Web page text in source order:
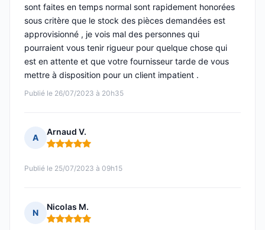
Publié le 26/07/2023 à 20h35
sont faites en temps normal sont rapidement honorées
sous critère que le stock des pièces demandées est
approvisionné , je vois mal des personnes qui
pourraient vous tenir rigueur pour quelque chose qui
est en attente et que votre fournisseur tarde de vous
mettre à disposition pour un client impatient .
A
Arnaud V.
Note : 5 sur 5
Publié le 25/07/2023 à 09h15
N
Nicolas M.
Note : 5 sur 5